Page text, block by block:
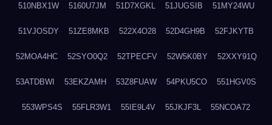
510NBX1W 5160U7JM 51D7XGKL 51JUGSIB 51MY24WU
51VJOSDY 51ZE8MKB 522X4O28 52D4GH9B 52FJKYTB
52MOA4HC 52SYO0Q2 52TPECFV 52W5K0BY 52XXY91Q
53ATDBWI 53EKZAMH 53Z8FUAW 54PKU5CO 551HGV0S
553WPS4S 55FLR3W1 55IE9L4V 55JKJF3L 55NCOA72